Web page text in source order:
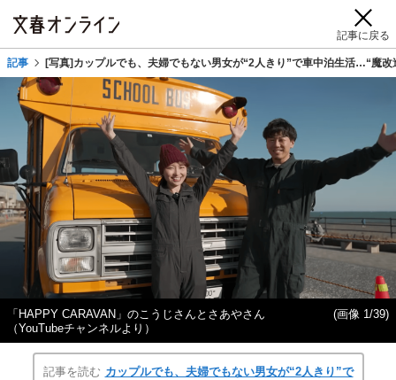
記事に戻る
記事 [写真]カップルでも、夫婦でもない男女が“2人きり”で車中泊生活…“魔
「HAPPY CARAVAN」のこうじさんとさあやさん
（YouTubeチャンネルより）
(画像 1/39)
記事を読む カップルでも、夫婦でもない男女が“2人きり”で